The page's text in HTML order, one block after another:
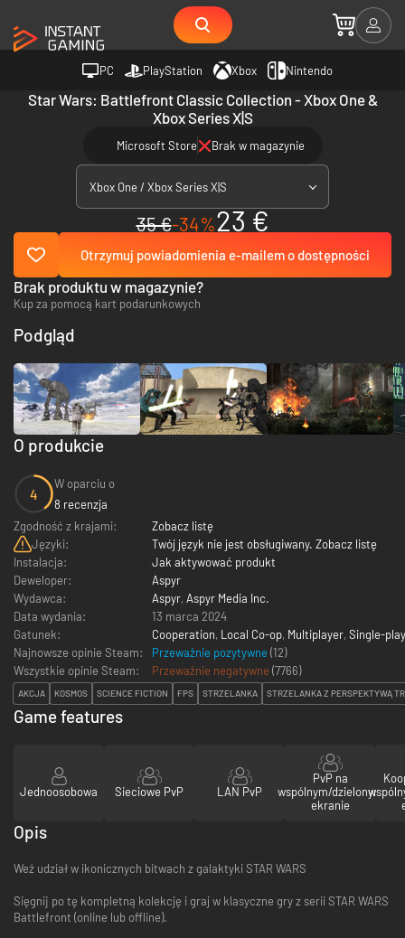
PC PlayStation Xbox Nintendo
Star Wars: Battlefront Classic Collection - Xbox One &
Xbox Series X|S
Microsoft Store Brak w magazynie
Xbox One / Xbox Series X|S
35 €-34%23 €
Otrzymuj powiadomienia e-mailem o dostępności
Brak produktu w magazynie?
Kup za pomocą kart podarunkowych
O produkcie
4
W oparciu o
8 recenzja
Zgodność z krajami:
Zobacz listę
Języki:
Twój język nie jest obsługiwany. Zobacz listę
Instalacja:
Jak aktywować produkt
Deweloper:
Aspyr
Wydawca:
Aspyr, Aspyr Media Inc.
Data wydania:
13 marca 2024
Gatunek:
Cooperation, Local Co-op, Multiplayer, Single-
Najnowsze opinie Steam:
Przeważnie pozytywne (12)
Wszystkie opinie Steam:
Przeważnie negatywne (7766)
AKCJA KOSMOS SCIENCE FICTION FPS STRZELANKA STRZELANKA Z PERSPEKTYWĄ
Podgląd
Game features
Jednoosobowa Sieciowe PvP LAN PvP
PvP na
wspólnym/dzielonym
ekranie
Opis
Weź udział w ikonicznych bitwach z galaktyki STAR WARS
Sięgnij po tę kompletną kolekcję i graj w klasyczne gry z serii STAR WARS
Battlefront (online lub offline).